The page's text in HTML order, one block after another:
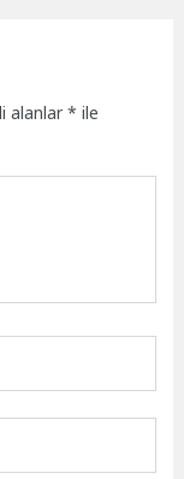
alanlar* ile